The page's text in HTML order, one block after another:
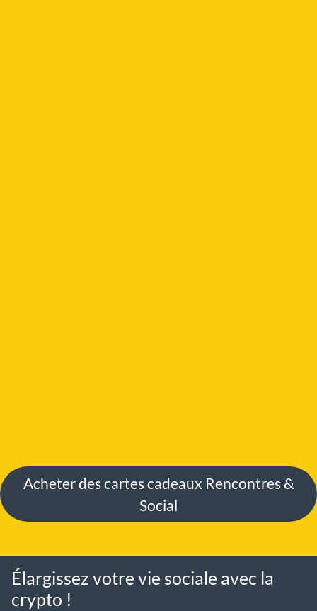
Acheter des cartes cadeaux Rencontres &
Social
Élargissez votre vie sociale avec la
crypto !